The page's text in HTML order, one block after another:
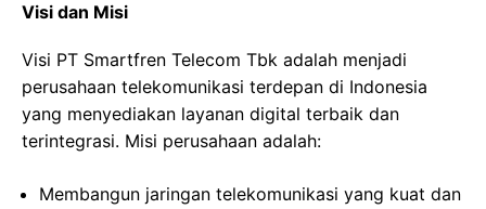
Visi dan Misi
Visi PT Smartfren Telecom Tbk adalah menjadi
perusahaan telekomunikasi terdepan di Indonesia
yang menyediakan layanan digital terbaik dan
terintegrasi. Misi perusahaan adalah:
Membangun jaringan telekomunikasi yang kuat dan